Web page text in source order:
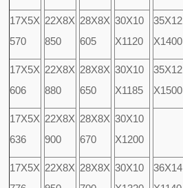
17X5X
570
22X8X
850
28X8X
605
30X10
X1120
35X12
X1400
17X5X
606
22X8X
880
28X8X
650
30X10
X1185
35X12
X1500
17X5X
636
22X8X
900
28X8X
670
30X10
X1200
17X5X 22X8X 28X8X 30X10
36X14